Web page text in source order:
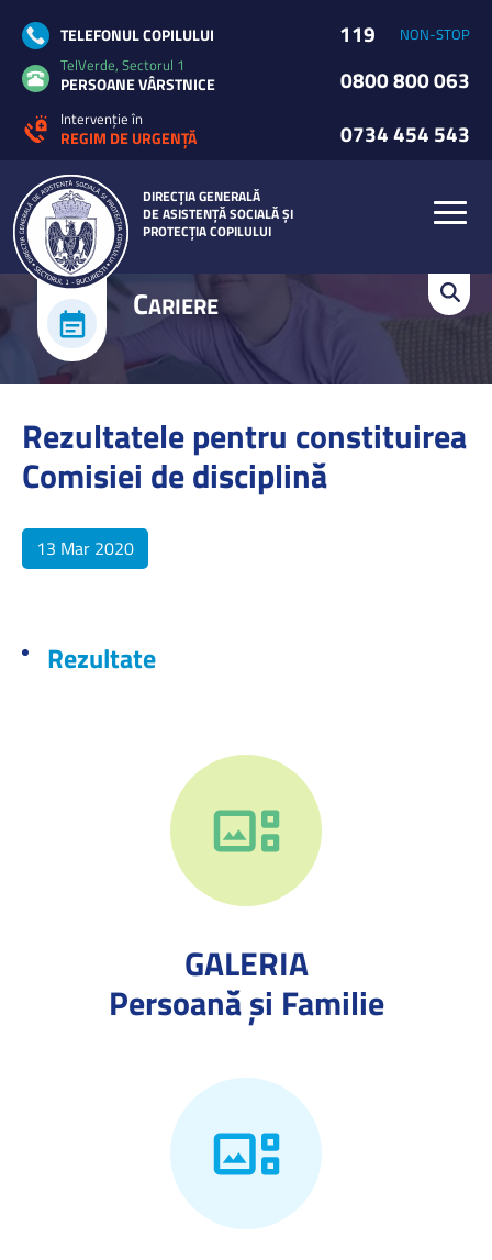
DIRECȚIA GENERALĂ
DE ASISTENȚĂ SOCIALĂ ȘI
PROTECȚIA COPILULUI
TELEFONUL COPILULUI 119
NON-STOP
TelVerde, Sectorul 1
PERSOANE VÂRSTNICE 0800 800 063
Intervenție în
REGIM DE URGENȚĂ 0734 454 543
CARIERE
Rezultatele pentru constituirea
Comisiei de disciplină
13 Mar 2020
Rezultate
GALERIA
Persoană și Familie